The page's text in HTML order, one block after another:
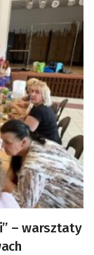
– warsztaty